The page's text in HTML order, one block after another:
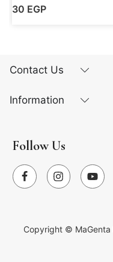
30 EGP
Contact Us
Information
Follow Us
Copyright © MaGenta